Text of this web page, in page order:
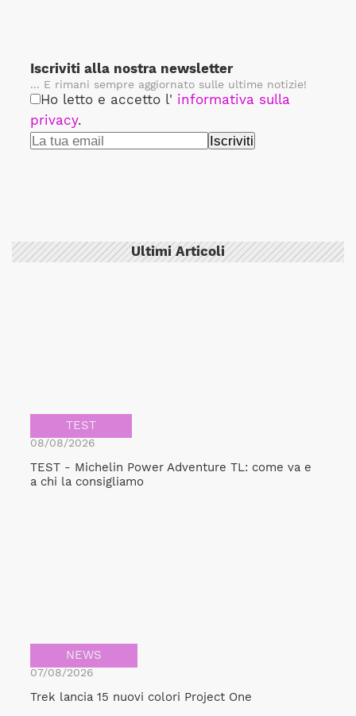
Iscriviti alla nostra newsletter
... E rimani sempre aggiornato sulle ultime notizie!
Ho letto e accetto l' informativa sulla
privacy.
Ultimi Articoli
TEST
08/08/2026
TEST - Michelin Power Adventure TL: come va e
a chi la consigliamo
NEWS
07/08/2026
Trek lancia 15 nuovi colori Project One
Bicicult srl